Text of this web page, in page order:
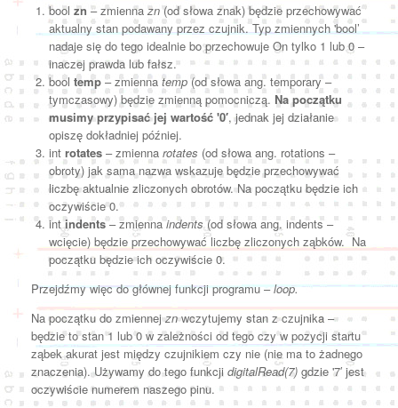
bool zn – zmienna zn(od słowa znak) będzie przechowywać
aktualny stan podawany przez czujnik. Typ zmiennych 'bool’
nadaje się do tego idealnie bo przechowuje On tylko 1 lub 0 –
inaczej prawda lub fałsz.
bool temp – zmienna temp(od słowa ang. temporary –
tymczasowy) będzie zmienną pomocniczą. Na początku
musimy przypisać jej wartość '0′, jednak jej działanie
opiszę dokładniej później.
int rotates– zmienna rotates (od słowa ang. rotations –
obroty) jak sama nazwa wskazuje będzie przechowywać
liczbę aktualnie zliczonych obrotów. Na początku będzie ich
oczywiście 0.
intindents– zmiennaindents(od słowa ang. indents –
wcięcie) będzie przechowywać liczbę zliczonych ząbków. Na
początku będzie ich oczywiście 0.
Przejdźmy więc do głównej funkcji programu –loop.
Na początku do zmiennejznwczytujemy stan z czujnika –
będzie to stan 1 lub 0 w zależności od tego czy w pozycji startu
ząbek akurat jest między czujnikiem czy nie (nie ma to żadnego
znaczenia). Używamy do tego funkcji digitalRead(7) gdzie '7′ jest
oczywiście numerem naszego pinu.